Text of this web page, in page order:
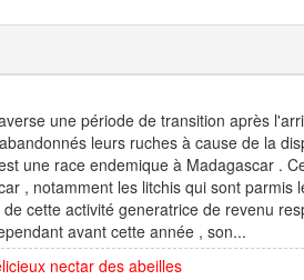
une période de transition après
leurs ruches à cause de la
une race endemique à Madagascar .
, notamment les litchis qui sont
cette activité generatrice de revenu
avant cette année , son...
nectar des abeilles